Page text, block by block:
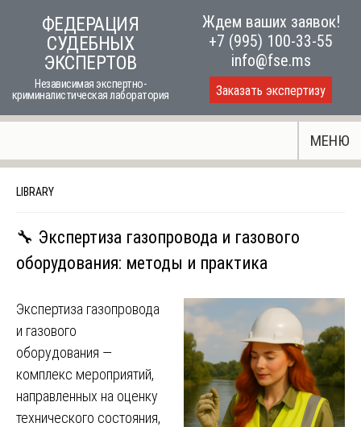
ФЕДЕРАЦИЯ
СУДЕБНЫХ
ЭКСПЕРТОВ
Независимая экспертно-
криминалистическая лаборатория
Ждем ваших заявок!
+7 (995) 100-33-55
info@fse.ms
Заказать экспертизу
МЕНЮ
LIBRARY
🔧 Экспертиза газопровода и газового
оборудования: методы и практика
Экспертиза газопровода
и газового
оборудования —
комплекс мероприятий,
направленных на оценку
технического состояния,